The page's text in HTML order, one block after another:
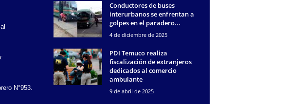
N°953.
Conductores de buses
interurbanos se enfrentan a
golpes en el paradero...
4 de diciembre de 2025
PDI Temuco realiza
fiscalización de extranjeros
dedicados al comercio
ambulante
9 de abril de 2025